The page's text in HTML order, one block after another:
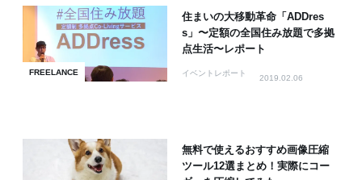
FREELANCE
住まいの大移動革命「ADDres
s」〜定額の全国住み放題で多拠
点生活〜レポート
イベントレポート
2019.02.06
無料で使えるおすすめ画像圧縮
ツール12選まとめ！実際にコー